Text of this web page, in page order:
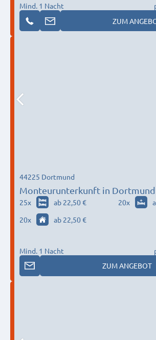
Mind. 1 Nacht
ZUM
Monteurunterkunft in Dortmund
nach Wunsch / Bedürfnis
44225 Dortmund
25x ab 22,50 € 20x
20x ab 22,50 €
Mind. 1 Nacht
ZUM ANGEBOT